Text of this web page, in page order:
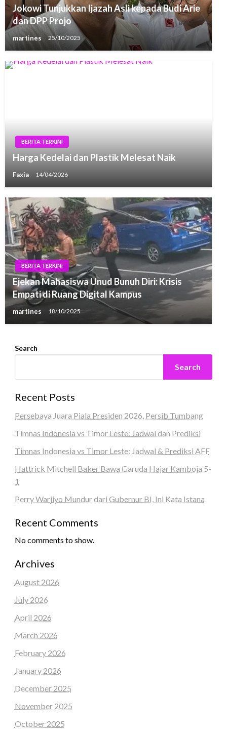
Jokowi Tunjukkan Ijazah Asli kepada Budi Arie
dan DPP Projo
martines 25/10/2025
BERITA TERKINI
Harga Kedelai dan Plastik Melesat Naik
Faxia 14/04/2026
BERITA TERKINI
Ejekan Mahasiswa Unud Bunuh Diri: Krisis
Empati di Ruang Digital Kampus
martines 18/10/2025
Search
Search
Recent Posts
Persebaya Juara Piala Presiden 2026, Persib Tumbang
Timnas Indonesia vs Timor Leste: Jadwal dan Prediksi
Timnas Indonesia vs Timor Leste: Jadwal & Prediksi AFF
Hattrick Mitchell Baker Bawa Garuda Hajar Kamboja 5-
1
Perry Warjiyo Mundur dari Gubernur BI, Ini Kata Istana
Recent Comments
No comments to show.
Archives
August 2026
July 2026
April 2026
March 2026
February 2026
January 2026
December 2025
November 2025
October 2025